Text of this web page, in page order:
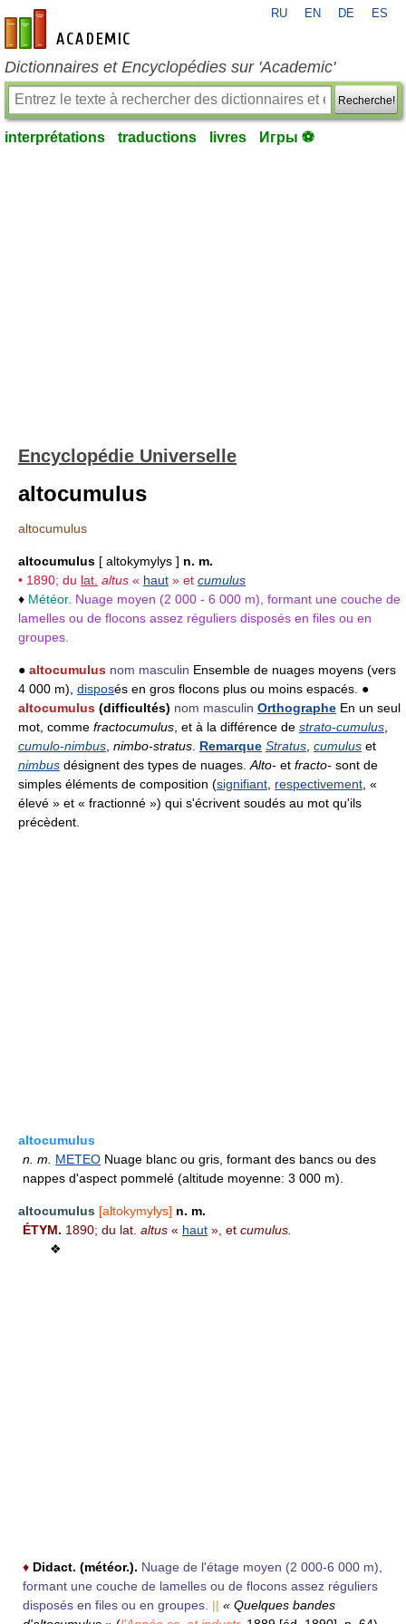
fr-academic.com
RU EN DE ES
Dictionnaires et Encyclopédies sur 'Academic'
Recherche!
interprétations traductions livres Игры ⚽
Encyclopédie Universelle
altocumulus
altocumulus
altocumulus [ altokymylys ] n. m.
• 1890; du lat. altus « haut » et cumulus
♦ Météor. Nuage moyen (2 000 - 6 000 m), formant une couche de
lamelles ou de flocons assez réguliers disposés en files ou en
groupes.
● altocumulus nom masculin Ensemble de nuages moyens (vers
4 000 m), disposés en gros flocons plus ou moins espacés. ●
altocumulus (difficultés) nom masculin Orthographe En un seul
mot, comme fractocumulus , et à la différence de strato-cumulus
cumulo-nimbus nimbo-stratus Remarque Stratus cumulus et
nimbus désignent des types de nuages. Alto- et fracto- sont de
simples éléments de composition (signifiant respectivement , «
élevé » et « fractionné ») qui s'écrivent soudés au mot qu'ils
précèdent.
altocumulus
n. m. METEO Nuage blanc ou gris, formant des bancs ou des
nappes d'aspect pommelé (altitude moyenne: 3 000 m).
altocumulus [altokymylys] n. m.
ÉTYM. 1890; du lat. altus « haut », et cumulus.
❖
♦ Didact. (météor.). Nuage de l'étage moyen (2 000-6 000 m),
formant une couche de lamelles ou de flocons assez réguliers
disposés en files ou en groupes. || « Quelques bandes